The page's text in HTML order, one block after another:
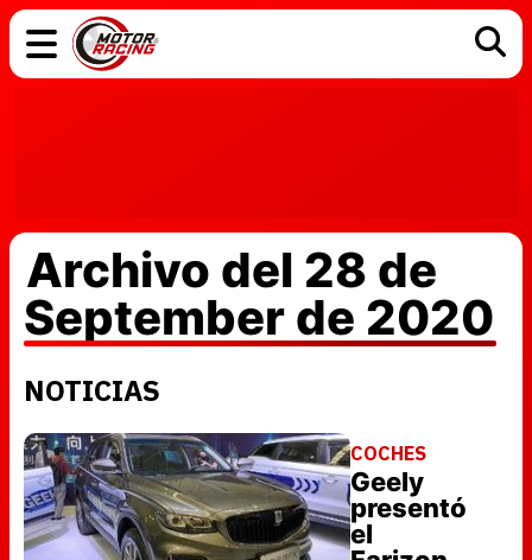
Archivo del 28 de
September de 2020
NOTICIAS
COCHES
Geely
presentó
el